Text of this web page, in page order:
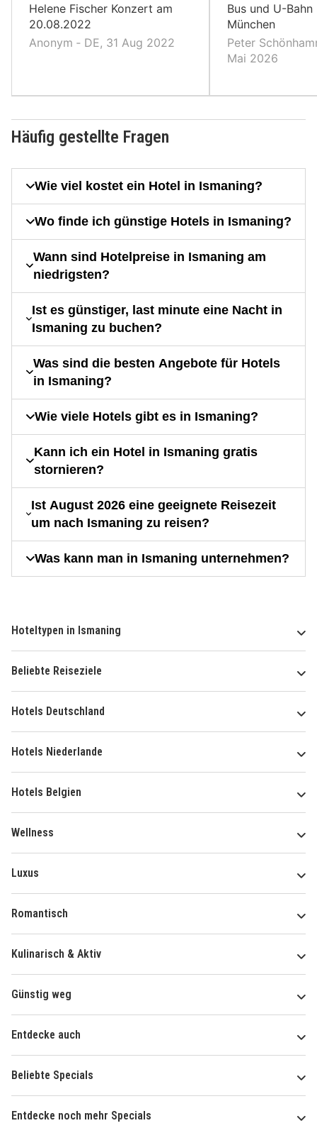
Helene Fischer Konzert am
20.08.2022
Anonym ‐ DE, 31 Aug 2022
Bus und U-Bahn
München
Peter
Mai 2026
Häufig gestellte Fragen
Wie viel kostet ein Hotel in Ismaning?
Wo finde ich günstige Hotels in Ismaning?
Wann sind Hotelpreise in Ismaning am
niedrigsten?
Ist es günstiger, last minute eine Nacht in
Ismaning zu buchen?
Was sind die besten Angebote für Hotels
in Ismaning?
Wie viele Hotels gibt es in Ismaning?
Kann ich ein Hotel in Ismaning gratis
stornieren?
Ist August 2026 eine geeignete Reisezeit
um nach Ismaning zu reisen?
Was kann man in Ismaning unternehmen?
Hoteltypen in Ismaning
Beliebte Reiseziele
Hotels Deutschland
Hotels Niederlande
Hotels Belgien
Wellness
Luxus
Romantisch
Kulinarisch & Aktiv
Günstig weg
Entdecke auch
Beliebte Specials
Entdecke noch mehr Specials